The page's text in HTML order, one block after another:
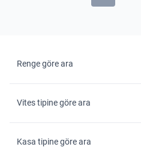
Renge göre ara
Vites tipine göre ara
Kasa tipine göre ara